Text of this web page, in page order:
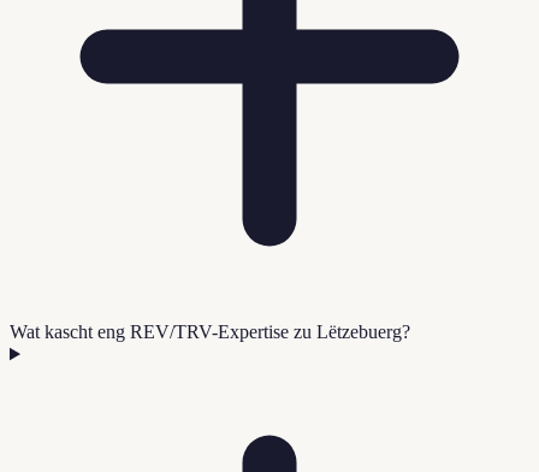
Wat kascht eng REV/TRV-Expertise zu Lëtzebuerg?